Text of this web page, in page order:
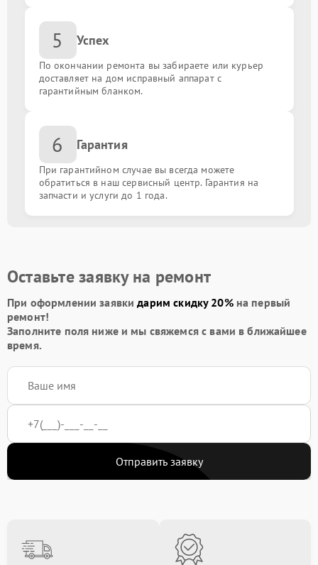
Замена шлейфа от 930.00 ₽
Восстановление корпуса
Защита гидрогелевой пленкой
5 Успех
По окончании ремонта вы забираете или курьер
доставляет на дом исправный аппарат с
гарантийным бланком.
6 Гарантия
При гарантийном случае вы всегда можете
обратиться в наш сервисный центр. Гарантия на
запчасти и услуги до 1 года.
Оставьте заявку на ремонт
При оформлении заявкидарим скидку 20%на первый
ремонт!
Заполните поля ниже и мы свяжемся с вами в ближайшее
время.
Отправить заявку